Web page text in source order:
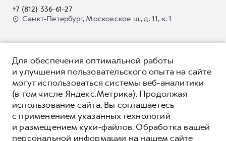
Система управления автопарком
Автомобильные аксессуары
Коллекция CITY
Коллекция Базовая
Коллекция Детская
Программа «HAVAL Защита+»
Подписки
Автомобильные аксессуары
Коллекция CITY
Коллекция Базовая
Коллекция Детская
+7 (812) 336-61-27
Санкт-Петербург, Московское ш., д. 11, к. 1
ЦЕНЫ И ВЫГОДЫ
ЮРИДИЧЕСКАЯ ИНФОРМАЦИЯ
Вся представленная на сайте информация, касающаяся
автомобилей и сервисного обслуживания, носит
информационный характер и не является публичной офертой.
****На некоторых автомобилях HAVAL может отсутствовать
Показать все
Для обеспечения оптимальной работы
и улучшения пользовательского опыта на сайте
могут использоваться системы веб-аналитики
(в том числе Яндекс.Метрика). Продолжая
использование сайта, Вы соглашаетесь
с применением указанных технологий
и размещением куки-файлов. Обработка вашей
персональной информации на нашем сайте